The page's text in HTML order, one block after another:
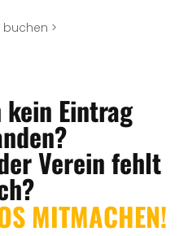
buchen >
Eintrag
Verein fehlt
MITMACHEN!